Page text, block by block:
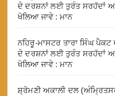
ਦੇ ਦਰਸ਼ਨਾਂ ਲਈ ਤੁਰੰਤ ਸਰਹੱਦਾਂ
ਖੋਲਿਆ ਜਾਵੇ : ਮਾਨ
ਨਹਿਰੂ-ਮਾਸਟਰ ਤਾਰਾ ਸਿੰਘ
ਦੇ ਦਰਸ਼ਨਾਂ ਲਈ ਤੁਰੰਤ ਸਰਹੱਦਾਂ
ਖੋਲਿਆ ਜਾਵੇ : ਮਾਨ
ਸ਼੍ਰੋਮਣੀ ਅਕਾਲੀ ਦਲ